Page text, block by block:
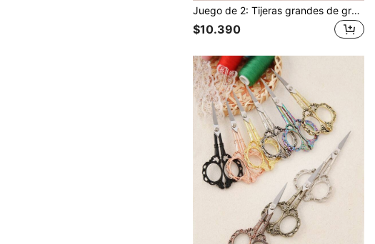
Juego de 2: Tijeras grandes de grulla dorada de 11,6 cm y tijeras pequeñas de grulla dorada de 9,4 cm, estilo vintage para costura, bordado, papel, oficina y arreglo de cejas, multiusos
$10.390